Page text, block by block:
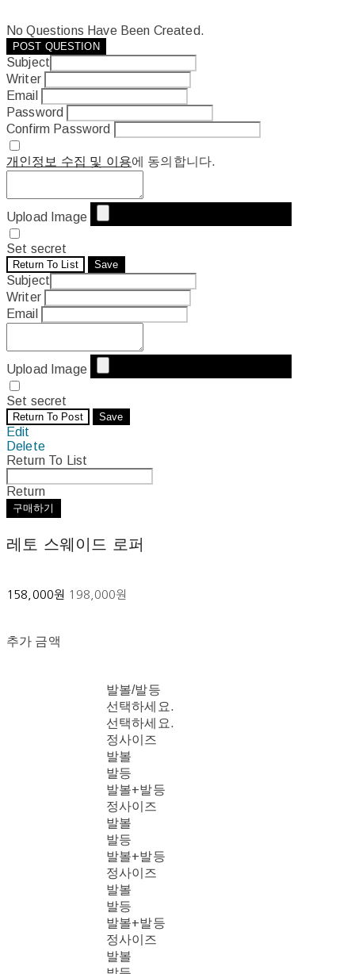
No Questions Have Been Created.
POST QUESTION
Subject
Writer
Email
Password
Confirm Password
개인정보 수집 및 이용에 동의합니다.
Upload Image
Set secret
Return To List Save
Subject
Writer
Email
Upload Image
Set secret
Return To Post Save
Edit
Delete
Return To List
Return
구매하기
레토 스웨이드 로퍼
158,000원 198,000원
추가 금액
발볼/발등
선택하세요.
선택하세요.
정사이즈
발볼
발등
발볼+발등
정사이즈
발볼
발등
발볼+발등
정사이즈
발볼
발등
발볼+발등
정사이즈
발볼